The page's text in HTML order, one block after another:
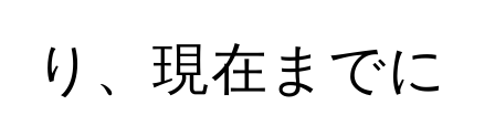
り、現在までに